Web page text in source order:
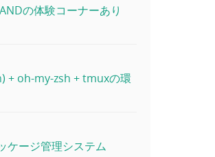
の体験コーナーあり
+ oh-my-zsh + tmuxの環
ケージ管理システム